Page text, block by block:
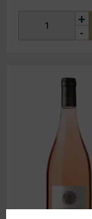
-
+